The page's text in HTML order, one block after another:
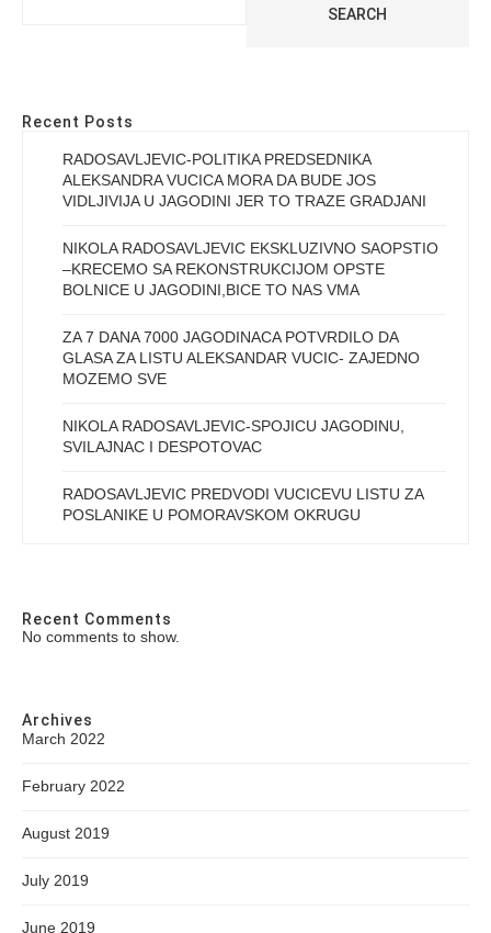
SEARCH
Recent Posts
RADOSAVLJEVIC-POLITIKA PREDSEDNIKA
ALEKSANDRA VUCICA MORA DA BUDE JOS
VIDLJIVIJA U JAGODINI JER TO TRAZE GRADJANI
NIKOLA RADOSAVLJEVIC EKSKLUZIVNO SAOPSTIO
–KRECEMO SA REKONSTRUKCIJOM OPSTE
BOLNICE U JAGODINI,BICE TO NAS VMA
ZA 7 DANA 7000 JAGODINACA POTVRDILO DA
GLASA ZA LISTU ALEKSANDAR VUCIC- ZAJEDNO
MOZEMO SVE
NIKOLA RADOSAVLJEVIC-SPOJICU JAGODINU,
SVILAJNAC I DESPOTOVAC
RADOSAVLJEVIC PREDVODI VUCICEVU LISTU ZA
POSLANIKE U POMORAVSKOM OKRUGU
Recent Comments
No comments to show.
Archives
March 2022
February 2022
August 2019
July 2019
June 2019